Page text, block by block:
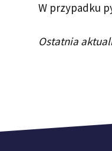
W przypadku
Ostatnia